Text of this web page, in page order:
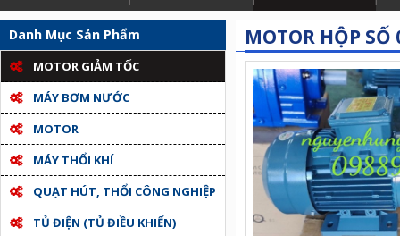
Danh Mục Sản Phẩm
MOTOR GIẢM TỐC
MÁY BƠM NƯỚC
MOTOR
MÁY THỔI KHÍ
QUẠT HÚT, THỔI CÔNG NGHIỆP
TỦ ĐIỆN (TỦ ĐIỀU KHIỂN)
MOTOR HỘP